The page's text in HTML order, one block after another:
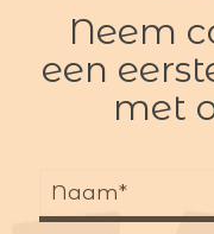
Neem
een
met